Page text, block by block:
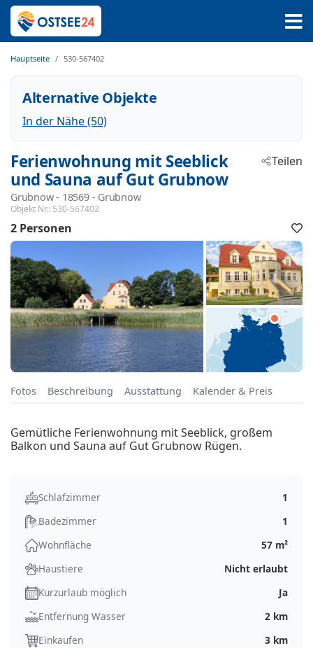
Hauptseite 530-567402
Alternative Objekte
In der Nähe (50)
Ferienwohnung mit Seeblick
und Sauna auf Gut Grubnow
Grubnow - 18569 - Grubnow
Objekt Nr.: 530-567402
Teilen
2 Personen
Fotos Beschreibung Ausstattung Kalender & Preis
Gemütliche Ferienwohnung mit Seeblick, großem
Balkon und Sauna auf Gut Grubnow Rügen.
Schlafzimmer
1
Badezimmer
1
Wohnfläche
57 m²
Haustiere
Nicht erlaubt
Kurzurlaub möglich
Ja
Entfernung Wasser
2 km
Einkaufen
3 km